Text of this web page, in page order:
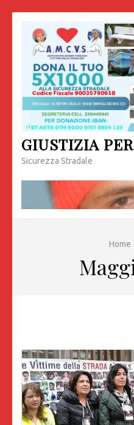
contenuto
(premi
invio)
GIUSTIZIA
Sicurezza Stradale
Home